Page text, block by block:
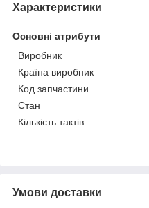
Характеристики
Основні атрибути
Виробник
Країна виробник
Код запчастини
Стан
Кількість тактів
Умови доставки